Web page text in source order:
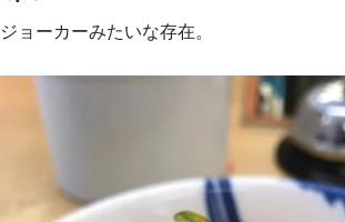
ジョーカーみたいな存在。